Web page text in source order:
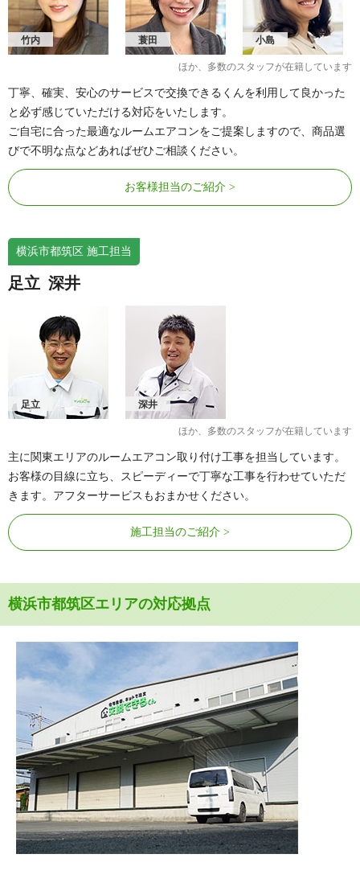
竹内 蓑田 小島
ほか、多数のスタッフが在籍しています
丁寧、確実、安心のサービスで交換できるくんを利用して良かった
と必ず感じていただける対応をいたします。
ご自宅に合った最適なルームエアコンをご提案しますので、商品選
びで不明な点などあればぜひご相談ください。
お客様担当のご紹介
横浜市都筑区 施工担当
足立 深井
足立 深井
ほか、多数のスタッフが在籍しています
主に関東エリアのルームエアコン取り付け工事を担当しています。
お客様の目線に立ち、スピーディーで丁寧な工事を行わせていただ
きます。アフターサービスもおまかせください。
施工担当のご紹介
横浜市都筑区エリアの対応拠点